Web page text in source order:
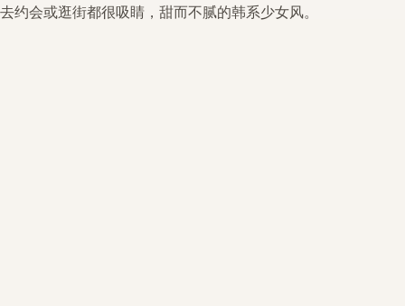
去约会或逛街都很吸睛，甜而不腻的韩系少女风。